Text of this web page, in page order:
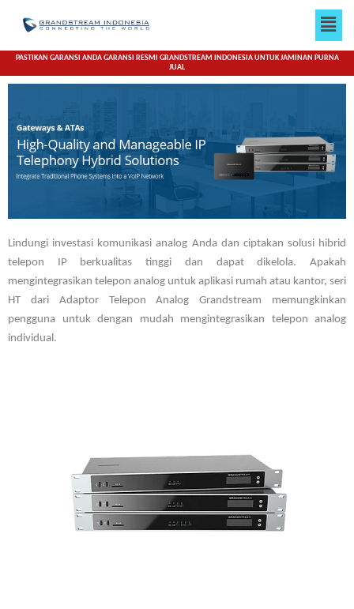
PASTIKAN GARANSI ANDA GARANSI RESMI GRANDSTREAM INDONESIA UNTUK JAMINAN PURNA
JUAL
Lindungi investasi komunikasi analog Anda dan ciptakan solusi hibrid
telepon IP berkualitas tinggi dan dapat dikelola. Apakah
mengintegrasikan telepon analog untuk aplikasi rumah atau kantor, seri
HT dari Adaptor Telepon Analog Grandstream memungkinkan
pengguna untuk dengan mudah mengintegrasikan telepon analog
individual.